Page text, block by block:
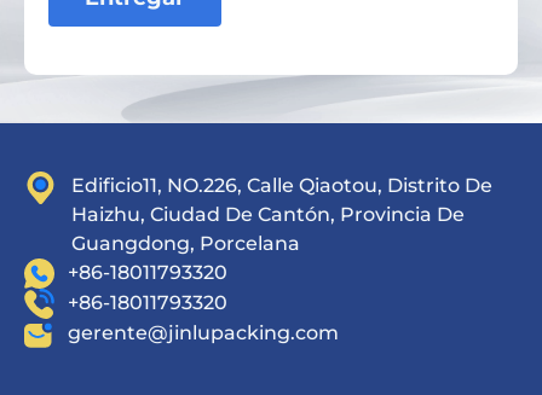
Edificio11, NO.226, Calle Qiaotou, Distrito De
Haizhu, Ciudad De Cantón, Provincia De
Guangdong, Porcelana
+86-18011793320
+86-18011793320
gerente@jinlupacking.com